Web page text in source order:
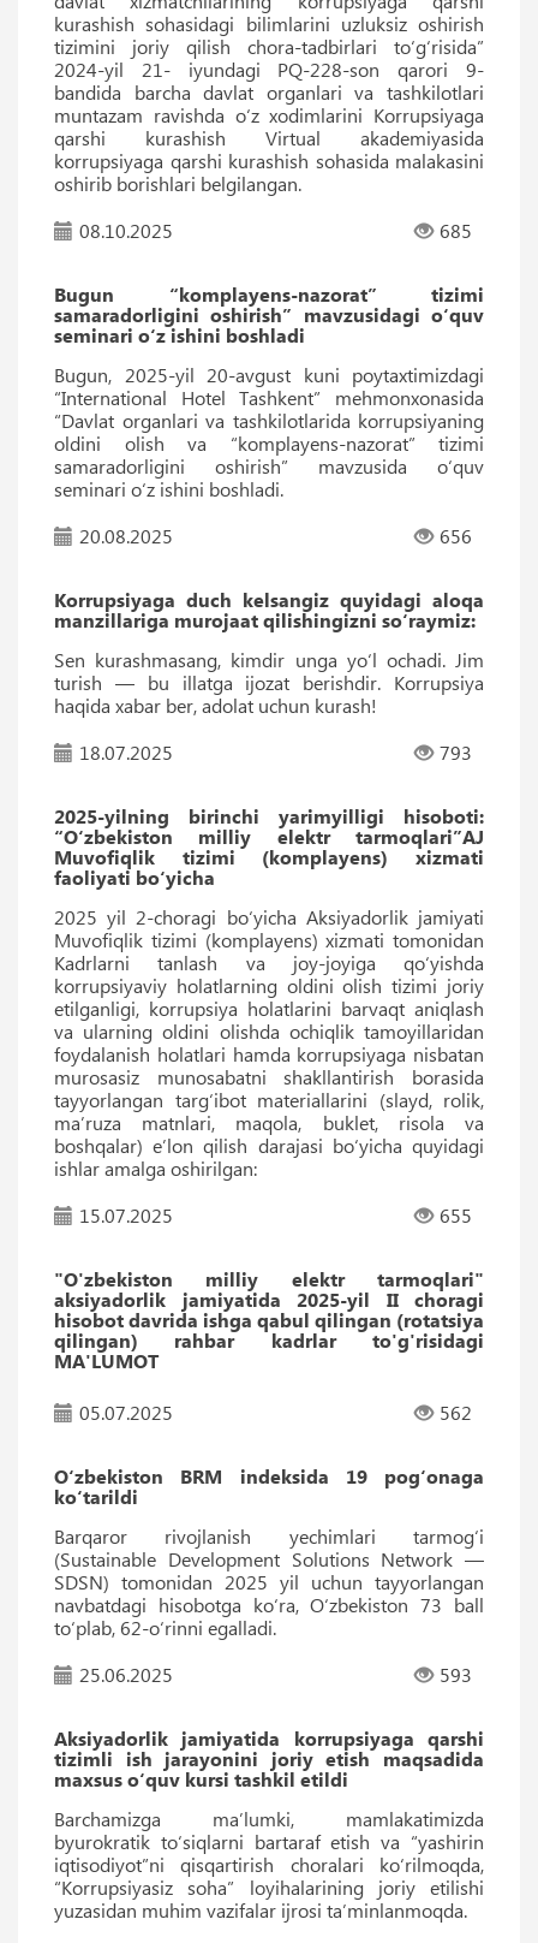
kurashish sohasidagi bilimlarini uzluksiz oshirish
tizimini joriy qilish chora-tadbirlari to‘g‘risida”
2024-yil 21- iyundagi PQ-228-son qarori 9-
bandida barcha davlat organlari va tashkilotlari
muntazam ravishda o‘z xodimlarini Korrupsiyaga
qarshi kurashish Virtual akademiyasida
korrupsiyaga qarshi kurashish sohasida malakasini
oshirib borishlari belgilangan.
08.10.2025
685
Bugun “komplayens-nazorat” tizimi
samaradorligini oshirish” mavzusidagi o‘quv
seminari o‘z ishini boshladi
Bugun, 2025-yil 20-avgust kuni poytaxtimizdagi
“International Hotel Tashkent” mehmonxonasida
“Davlat organlari va tashkilotlarida korrupsiyaning
oldini olish va “komplayens-nazorat” tizimi
samaradorligini oshirish” mavzusida o‘quv
seminari o‘z ishini boshladi.
20.08.2025
656
Korrupsiyaga duch kelsangiz quyidagi aloqa
manzillariga murojaat qilishingizni so‘raymiz:
Sen kurashmasang, kimdir unga yo‘l ochadi. Jim
turish — bu illatga ijozat berishdir. Korrupsiya
haqida xabar ber, adolat uchun kurash!
18.07.2025
793
2025-yilning birinchi yarimyilligi hisoboti:
“O‘zbekiston milliy elektr tarmoqlari”AJ
Muvofiqlik tizimi (komplayens) xizmati
faoliyati bo‘yicha
2025 yil 2-choragi bo‘yicha Aksiyadorlik jamiyati
Muvofiqlik tizimi (komplayens) xizmati tomonidan
Kadrlarni tanlash va joy-joyiga qo‘yishda
korrupsiyaviy holatlarning oldini olish tizimi joriy
etilganligi, korrupsiya holatlarini barvaqt aniqlash
va ularning oldini olishda ochiqlik tamoyillaridan
foydalanish holatlari hamda korrupsiyaga nisbatan
murosasiz munosabatni shakllantirish borasida
tayyorlangan targ‘ibot materiallarini (slayd, rolik,
maʼruza matnlari, maqola, buklet, risola va
boshqalar) eʼlon qilish darajasi bo‘yicha quyidagi
ishlar amalga oshirilgan:
15.07.2025
655
"O'zbekiston milliy elektr tarmoqlari"
aksiyadorlik jamiyatida 2025-yil II choragi
hisobot davrida ishga qabul qilingan (rotatsiya
qilingan) rаhbаr kadrlar to'g'risidagi
MA'LUMOT
05.07.2025 562
O‘zbekiston BRM indeksida 19 pog‘onaga
ko‘tarildi
Barqaror rivojlanish yechimlari tarmog‘i
(Sustainable Development Solutions Network —
SDSN) tomonidan 2025 yil uchun tayyorlangan
navbatdagi hisobotga ko‘ra, O‘zbekiston 73 ball
to‘plab, 62-o‘rinni egalladi.
25.06.2025
593
Aksiyadorlik jamiyatida korrupsiyaga qarshi
tizimli ish jarayonini joriy etish maqsadida
maxsus o‘quv kursi tashkil etildi
Barchamizga ma’lumki, mamlakatimizda
byurokratik to‘siqlarni bartaraf etish va “yashirin
iqtisodiyot”ni qisqartirish choralari ko‘rilmoqda,
“Korrupsiyasiz soha” loyihalarining joriy etilishi
yuzasidan muhim vazifalar ijrosi ta’minlanmoqda.